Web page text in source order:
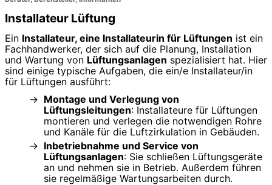
Installateur Lüftung
Ein Installateur, eine Installateurin für Lüftungen ist ein
Fachhandwerker, der sich auf die Planung, Installation
und Wartung von Lüftungsanlagen spezialisiert hat. Hier
sind einige typische Aufgaben, die ein/e Installateur/in
für Lüftungen ausführt:
Montage und Verlegung von
Lüftungsleitungen: Installateure für Lüftungen
montieren und verlegen die notwendigen Rohre
und Kanäle für die Luftzirkulation in Gebäuden.
Inbetriebnahme und Service von
Lüftungsanlagen: Sie schließen Lüftungsgeräte
an und nehmen sie in Betrieb. Außerdem führen
sie regelmäßige Wartungsarbeiten durch.